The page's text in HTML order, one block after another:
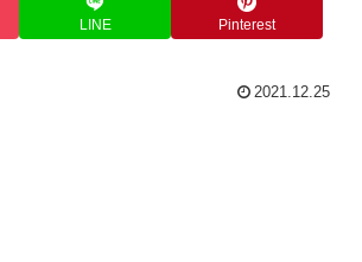
LINE Pinterest
2021.12.25